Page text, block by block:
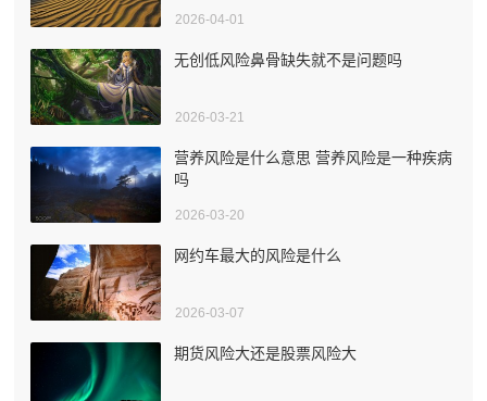
2026-04-01
无创低风险鼻骨缺失就不是问题吗
2026-03-21
营养风险是什么意思 营养风险是一种疾病
吗
2026-03-20
网约车最大的风险是什么
2026-03-07
期货风险大还是股票风险大